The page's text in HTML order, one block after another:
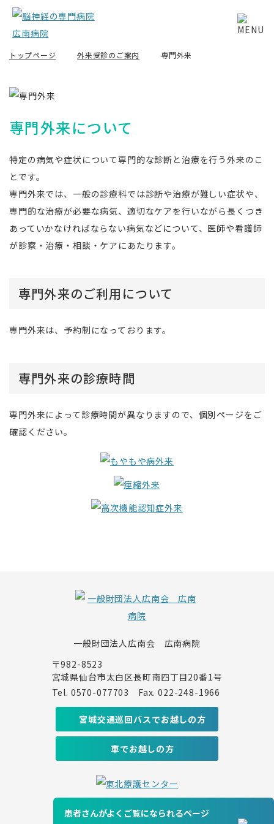
トップページ 外来受診のご案内 専門外来
専門外来について
特定の病気や症状について専門的な診断と治療を行う外来のこ
とです。
専門外来では、一般の診療科では診断や治療が難しい症状や、
専門的な治療が必要な病気、適切なケアを行いながら長くつき
あっていかなければならない病気などについて、医師や看護師
が診察・治療・相談・ケアにあたります。
専門外来のご利用について
専門外来は、予約制になっております。
専門外来の診療時間
専門外来によって診療時間が異なりますので、個別ページをご
確認ください。
一般財団法人広南会 広南病院
〒982-8523
宮城県仙台市太白区長町南四丁目20番1号
Tel. 0570-077703 Fax. 022-248-1966
宮城交通巡回バスでお越しの方
車でお越しの方
Kohnan Hospital © 2022
患者さんがよくご覧になられるページ